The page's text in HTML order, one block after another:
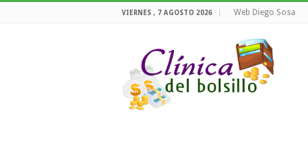
VIERNES , 7 AGOSTO 2026 Web Diego Sosa